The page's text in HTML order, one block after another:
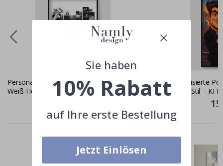
Personalisiertes Poster - Schwarz-
Weiß-Herz-Fotocollage
Personalisierte
Cartoon-Stil – KI-
Ähnliche produkte
Sie haben
10% Rabatt
auf Ihre erste Bestellung
Jetzt Einlösen